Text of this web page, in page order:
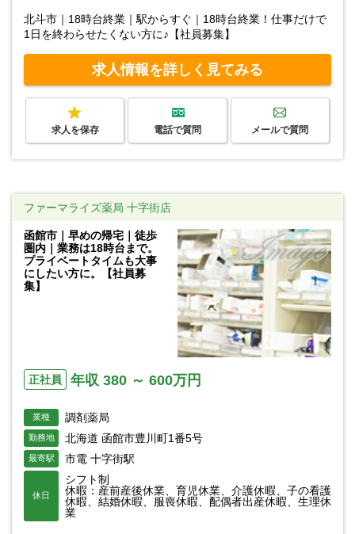
北斗市｜18時台終業｜駅からすぐ｜18時台終業！仕事だけで
1日を終わらせたくない方に♪【社員募集】
求人情報を詳しく見てみる
求人を保存 電話で質問 メールで質問
ファーマライズ薬局 十字街店
函館市｜早めの帰宅｜徒歩
圏内｜業務は18時台まで。
プライベートタイムも大事
にしたい方に。【社員募
集】
正社員 年収 380 ～ 600万円
業種 調剤薬局
勤務地 北海道 函館市豊川町1番5号
最寄駅 市電 十字街駅
休日
シフト制
休暇：産前産後休業、育児休業、介護休暇、子の看護
休暇、結婚休暇、服喪休暇、配偶者出産休暇、生理休
業